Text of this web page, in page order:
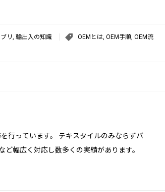
リ, 輸出入の知識 OEMとは, OEM手順, OEM流
行っています。 テキスタイルのみならずバ
ど幅広く対応し数多くの実績があります。